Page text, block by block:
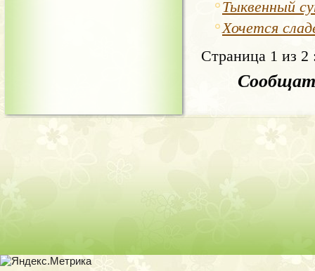
Тыквенный
Хочется
Страница 1 из